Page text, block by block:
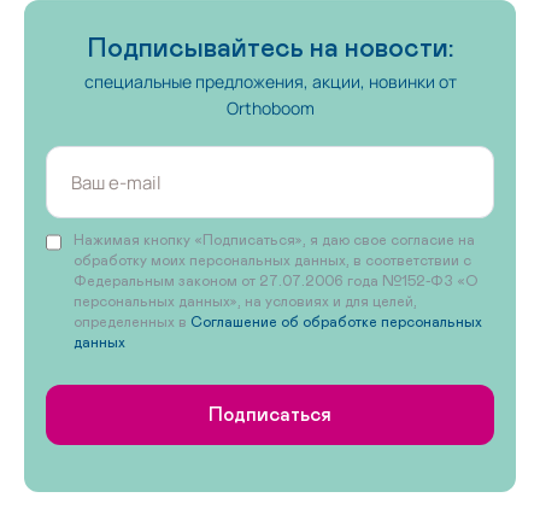
Подписывайтесь на новости:
специальные предложения, акции, новинки от
Orthoboom
Нажимая кнопку «Подписаться», я даю свое согласие на
обработку моих персональных данных, в соответствии с
Федеральным законом от 27.07.2006 года №152-ФЗ «О
персональных данных», на условиях и для целей,
определенных в Соглашение об обработке персональных
данных
Подписаться